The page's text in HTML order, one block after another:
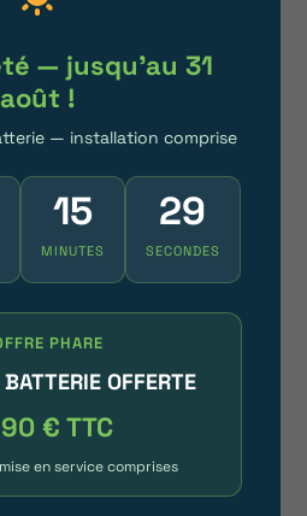
éventuel, le
réalisé par un
la solution la plus
au solaire
DE VIE DE VOS
plusieurs dizaines
sont conçus
— jusqu'au 31
août !
— installation comprise
15
MINUTES
25
SECONDES
PHARE
OFFERTE
€ TTC
en service comprises